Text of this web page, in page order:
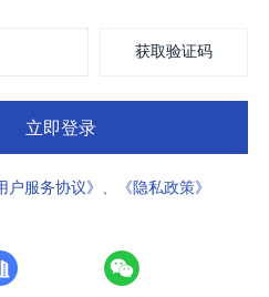
获取验证码
立即登录
户服务协议》 、 《隐私政策》